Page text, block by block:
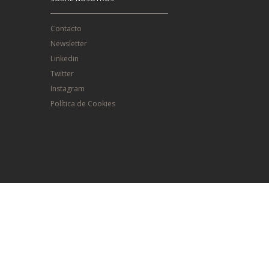
Contacto
Newsletter
Linkedin
Twitter
Instagram
Política de Cookies